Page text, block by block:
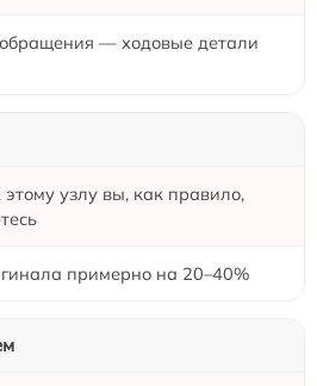
— ходовые детали
узлу вы, как правило,
примерно на 20–40%